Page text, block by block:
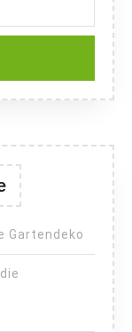
Gartendeko